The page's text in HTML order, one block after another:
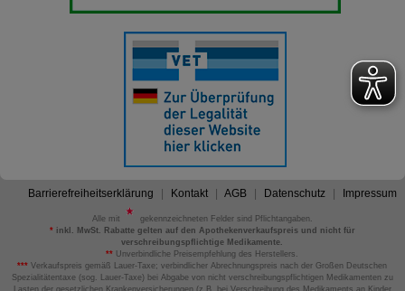
Barrierefreiheitserklärung Kontakt AGB Datenschutz Impressum
Alle mit
gekennzeichneten Felder sind Pflichtangaben.
*inkl. MwSt. Rabatte gelten auf den Apothekenverkaufspreis und nicht für
verschreibungspflichtige Medikamente.
** Unverbindliche Preisempfehlung des Herstellers.
*** Verkaufspreis gemäß Lauer-Taxe; verbindlicher Abrechnungspreis nach der Großen Deutschen
Spezialitätentaxe (sog. Lauer-Taxe) bei Abgabe von nicht verschreibungspflichtigen Medikamenten zu
Lasten der gesetzlichen Krankenversicherungen (z.B. bei Verschreibung des Medikaments an Kinder